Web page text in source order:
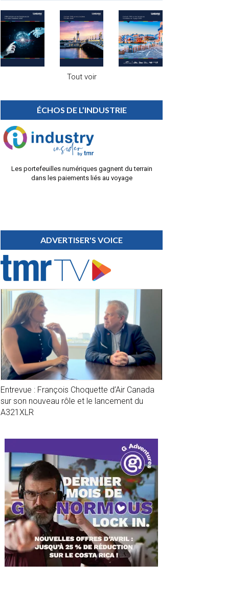
Tout voir
ÉCHOS DE L’INDUSTRIE
Les portefeuilles numériques gagnent du terrain
dans les paiements liés au voyage
ADVERTISER'S VOICE
Entrevue : François Choquette d’Air Canada
sur son nouveau rôle et le lancement du
A321XLR